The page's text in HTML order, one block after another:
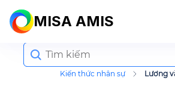
MISA AMIS
Kiến thức nhân sự Lương
Search
for: